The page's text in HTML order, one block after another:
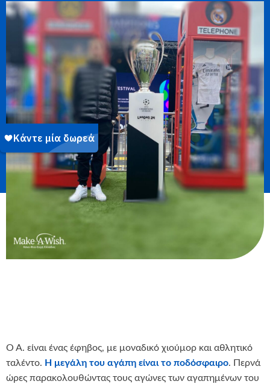
Ο Α. είναι ένας έφηβος, με μοναδικό χιούμορ και αθλητικό
ταλέντο. Η μεγάλη του αγάπη είναι το ποδόσφαιρο. Περνά
ώρες παρακολουθώντας τους αγώνες των αγαπημένων του